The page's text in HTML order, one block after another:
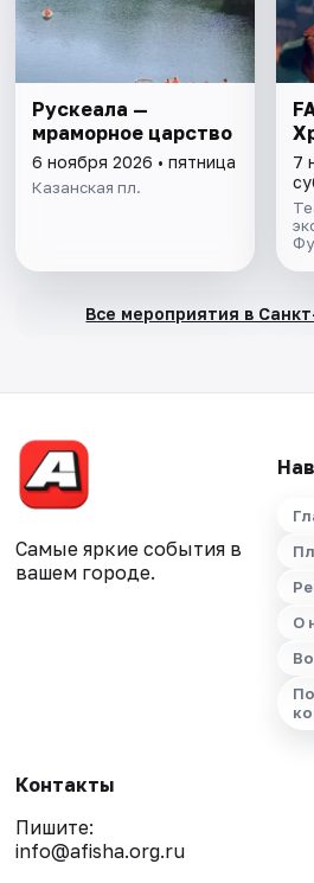
Рускеала —
мраморное царство
6 ноября 2026 • пятница
Казанская пл.
7
Все мероприятия в
Самые яркие события в
вашем городе.
О
Контакты
Пишите:
info@afisha.org.ru